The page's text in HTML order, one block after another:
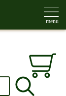
menu